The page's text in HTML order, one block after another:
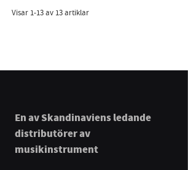
Visar 1-13av 13artiklar
En av Skandinaviens ledande
distributörer av
musikinstrument